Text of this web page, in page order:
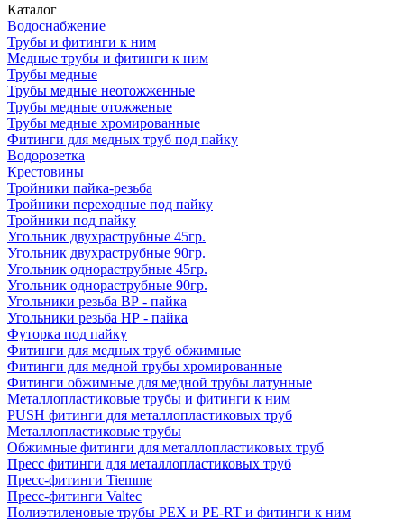
Каталог
Водоснабжение
Трубы и фитинги к ним
Медные трубы и фитинги к ним
Трубы медные
Трубы медные неотожженные
Трубы медные отожженые
Трубы медные хромированные
Фитинги для медных труб под пайку
Водорозетка
Крестовины
Тройники пайка-резьба
Тройники переходные под пайку
Тройники под пайку
Угольник двухраструбные 45гр.
Угольник двухраструбные 90гр.
Угольник однораструбные 45гр.
Угольник однораструбные 90гр.
Угольники резьба ВР - пайка
Угольники резьба НР - пайка
Футорка под пайку
Фитинги для медных труб обжимные
Фитинги для медной трубы хромированные
Фитинги обжимные для медной трубы латунные
Металлопластиковые трубы и фитинги к ним
PUSH фитинги для металлопластиковых труб
Металлопластиковые трубы
Обжимные фитинги для металлопластиковых труб
Пресс фитинги для металлопластиковых труб
Пресс-фитинги Tiemme
Пресс-фитинги Valtec
Полиэтиленовые трубы PEX и PE-RT и фитинги к ним